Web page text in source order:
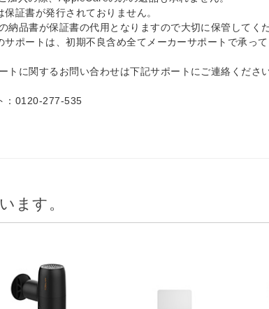
証書が発行されておりません。
納品書が保証書の代用となりますので大切に保管してく
ポートは、初期不良含め全てメーカーサポートで承っ
トに関するお問い合わせは下記サポートにご連絡くださ
：0120-277-535
ます。